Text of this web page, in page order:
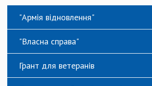
"Армія відновлення"
"Власна справа"
Грант для ветеранів